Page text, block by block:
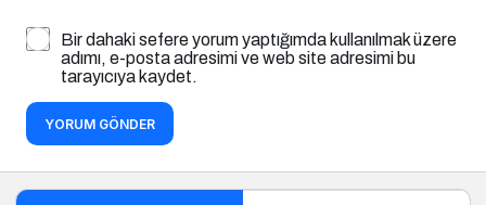
Bir dahaki sefere yorum yaptığımda kullanılmak üzere
adımı, e-posta adresimi ve web site adresimi bu
tarayıcıya kaydet.
YORUM GÖNDER